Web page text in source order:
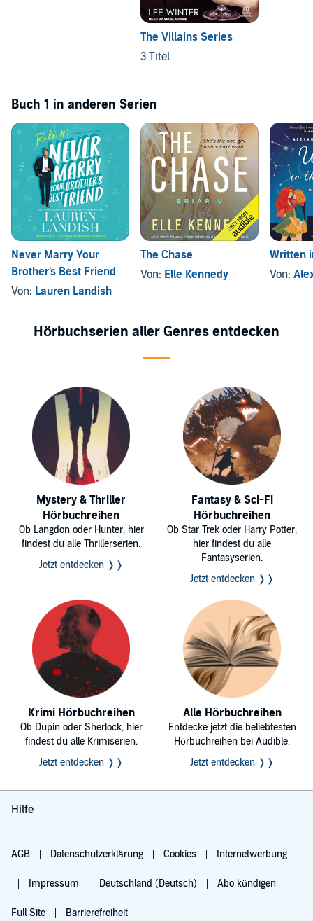
The Villains Series
3 Titel
Buch 1 in anderen Serien
Never Marry Your
Brother's Best Friend
Von: Lauren Landish
The Chase
Von: Elle Kennedy
Written
Von:
Hörbuchserien aller Genres entdecken
Mystery & Thriller
Hörbuchreihen
Ob Langdon oder Hunter, hier
findest du alle Thrillerserien.
Jetzt entdecken ❭❭
Fantasy & Sci-Fi
Hörbuchreihen
Ob Star Trek oder Harry Potter,
hier findest du alle
Fantasyserien.
Jetzt entdecken ❭❭
Krimi Hörbuchreihen
Ob Dupin oder Sherlock, hier
findest du alle Krimiserien.
Jetzt entdecken ❭❭
Alle Hörbuchreihen
Entdecke jetzt die beliebtesten
Hörbuchreihen bei Audible.
Jetzt entdecken ❭❭
Hilfe
AGB Datenschutzerklärung Cookies Internetwerbung
Impressum Deutschland (Deutsch) Abo kündigen
Full Site Barrierefreiheit